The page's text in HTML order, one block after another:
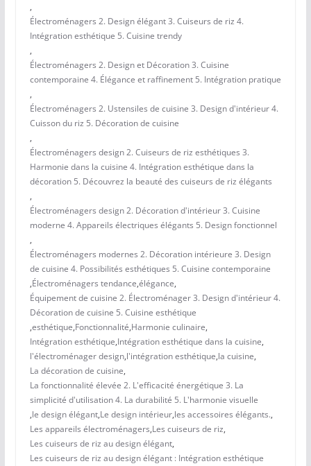
,
Électroménagers 2. Design élégant 3. Cuiseurs de riz 4.
Intégration esthétique 5. Cuisine trendy
,
Électroménagers 2. Design et Décoration 3. Cuisine
contemporaine 4. Élégance et raffinement 5. Intégration pratique
,
Électroménagers 2. Ustensiles de cuisine 3. Design d'intérieur 4.
Cuisson du riz 5. Décoration de cuisine
,
Électroménagers design 2. Cuiseurs de riz esthétiques 3.
Harmonie dans la cuisine 4. Intégration esthétique dans la
décoration 5. Découvrez la beauté des cuiseurs de riz élégants
,
Électroménagers design 2. Décoration d'intérieur 3. Cuisine
moderne 4. Appareils électriques élégants 5. Design fonctionnel
,
Électroménagers modernes 2. Décoration intérieure 3. Design
de cuisine 4. Possibilités esthétiques 5. Cuisine contemporaine
,Électroménagers tendance,élégance,
Équipement de cuisine 2. Électroménager 3. Design d'intérieur 4.
Décoration de cuisine 5. Cuisine esthétique
,esthétique,Fonctionnalité,Harmonie culinaire,
Intégration esthétique,Intégration esthétique dans la cuisine,
l'électroménager design,l'intégration esthétique,la cuisine,
La décoration de cuisine,
La fonctionnalité élevée 2. L'efficacité énergétique 3. La
simplicité d'utilisation 4. La durabilité 5. L'harmonie visuelle
,le design élégant,Le design intérieur,les accessoires élégants.,
Les appareils électroménagers,Les cuiseurs de riz,
Les cuiseurs de riz au design élégant,
Les cuiseurs de riz au design élégant : Intégration esthétique